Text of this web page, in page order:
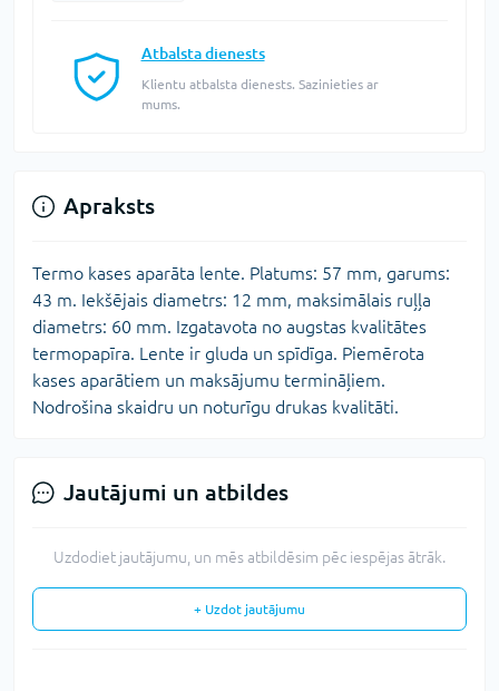
Atbalsta dienests
Klientu atbalsta dienests. Sazinieties ar
mums.
Apraksts
Termo kases aparāta lente. Platums: 57 mm, garums:
43 m. Iekšējais diametrs: 12 mm, maksimālais ruļļa
diametrs: 60 mm. Izgatavota no augstas kvalitātes
termopapīra. Lente ir gluda un spīdīga. Piemērota
kases aparātiem un maksājumu termināļiem.
Nodrošina skaidru un noturīgu drukas kvalitāti.
Jautājumi un atbildes
Uzdodiet jautājumu, un mēs atbildēsim pēc iespējas ātrāk.
+ Uzdot jautājumu